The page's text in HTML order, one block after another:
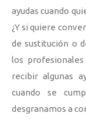
ayudas cuando
¿Y si quiere
de sustitución o
los
recibir algunas
cuando se
desgranamos a